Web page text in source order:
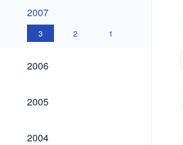
2007
2007
3 2 1
2006
2006
2005
2005
2004
2004